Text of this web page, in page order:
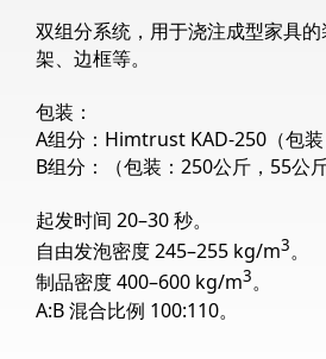
双组分系统，用于浇注成型家具
架、边框等。
包装：
A组分：Himtrust KAD-250（包装
B组分：（包装：250公斤，55公斤
起发时间 20–30 秒。
自由发泡密度 245–255 kg/m3。
制品密度 400–600 kg/m3。
A:B 混合比例 100:110。